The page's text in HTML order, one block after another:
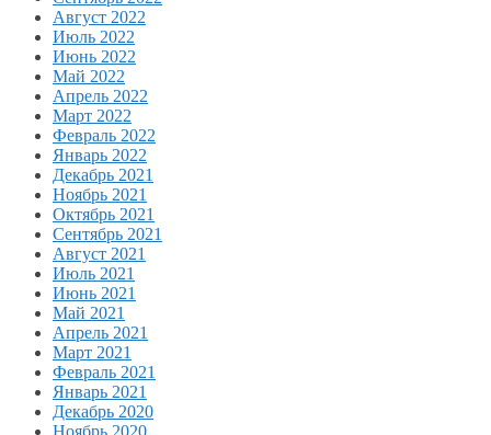
Август 2022
Июль 2022
Июнь 2022
Май 2022
Апрель 2022
Март 2022
Февраль 2022
Январь 2022
Декабрь 2021
Ноябрь 2021
Октябрь 2021
Сентябрь 2021
Август 2021
Июль 2021
Июнь 2021
Май 2021
Апрель 2021
Март 2021
Февраль 2021
Январь 2021
Декабрь 2020
Ноябрь 2020